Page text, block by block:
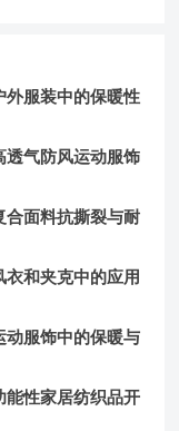
外服装中的保暖性
透气防风运动服饰
合面料抗撕裂与耐
和夹克中的应用
动服饰中的保暖与
能性家居纺织品开